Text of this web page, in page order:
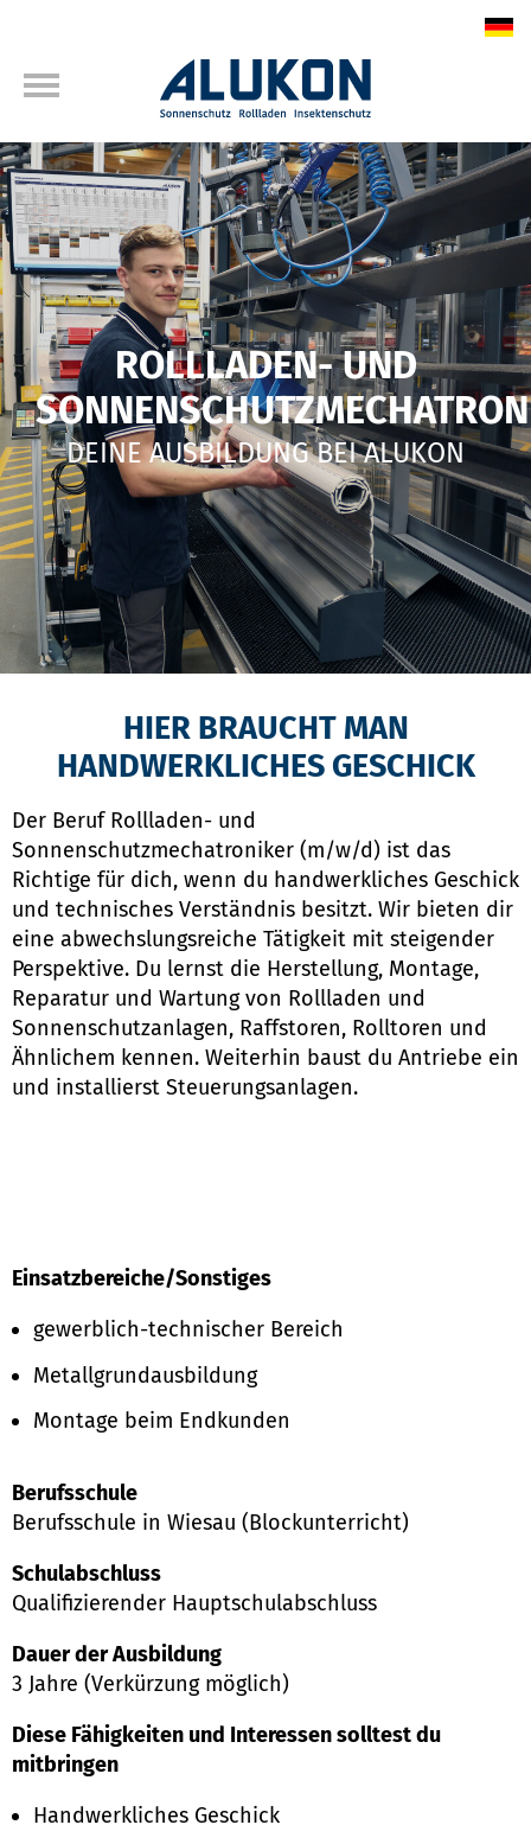
ROLLLADEN- UND
DEINE AUSBILDUNG BEI ALUKON
HIER BRAUCHT MAN
HANDWERKLICHES GESCHICK
Der Beruf Rollladen- und
Sonnenschutzmechatroniker (m/w/d) ist das
Richtige für dich, wenn du handwerkliches Geschick
und technisches Verständnis besitzt. Wir bieten dir
eine abwechslungsreiche Tätigkeit mit steigender
Perspektive. Du lernst die Herstellung, Montage,
Reparatur und Wartung von Rollladen und
Sonnenschutzanlagen, Raffstoren, Rolltoren und
Ähnlichem kennen. Weiterhin baust du Antriebe ein
und installierst Steuerungsanlagen.
Einsatzbereiche/Sonstiges
gewerblich-technischer Bereich
Metallgrundausbildung
Montage beim Endkunden
Berufsschule
Berufsschule in Wiesau (Blockunterricht)
Schulabschluss
Qualifizierender Hauptschulabschluss
Dauer der Ausbildung
3 Jahre (Verkürzung möglich)
Diese Fähigkeiten und Interessen solltest du
mitbringen
Handwerkliches Geschick